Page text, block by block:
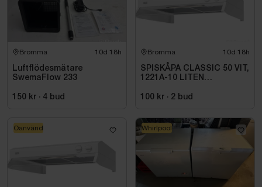
Bromma 10d 18h
Luftflödesmätare
SwemaFlow 233
150 kr · 4 bud
Bromma 10d 18h
SPISKÅPA CLASSIC 50 VIT,
1221A-10 LITEN
100 kr · 2 bud
Oanvänd Whirlpool